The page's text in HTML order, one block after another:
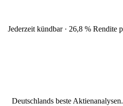
Jederzeit kündbar · 26,8 % Rendite
Deutschlands beste Aktienanalysen.